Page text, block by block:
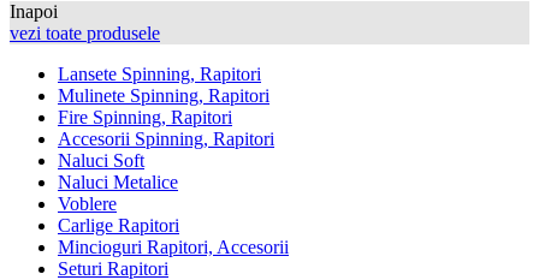
Inapoi
vezi toate produsele
Lansete Spinning, Rapitori
Mulinete Spinning, Rapitori
Fire Spinning, Rapitori
Accesorii Spinning, Rapitori
Naluci Soft
Naluci Metalice
Voblere
Carlige Rapitori
Mincioguri Rapitori, Accesorii
Seturi Rapitori